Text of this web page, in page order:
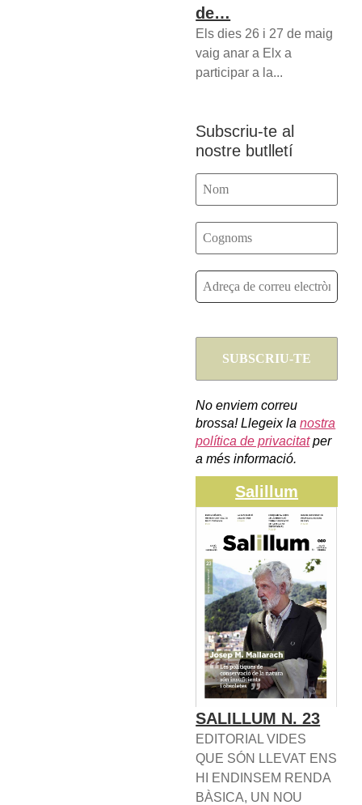
de…
Els dies 26 i 27 de maig
vaig anar a Elx a
participar a la...
Subscriu-te al
nostre butlletí
No enviem correu
brossa! Llegeix lanostra
política de privacitatper
a més informació.
Salillum
SALILLUM N. 23
EDITORIAL VIDES
QUE SÓN LLEVAT ENS
HI ENDINSEM RENDA
BÀSICA, UN NOU